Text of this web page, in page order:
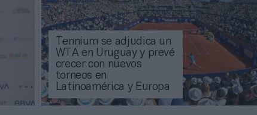
Tennium se adjudica un
WTA en Uruguay y prevé
crecer con nuevos
torneos en
Latinoamérica y Europa